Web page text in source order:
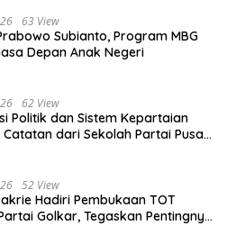
63 View
Subianto, Program MBG
Depan Anak Negeri
62 View
Politik dan Sistem Kepartaian
dari Sekolah Partai Pusat
52 View
Hadiri Pembukaan TOT
Golkar, Tegaskan Pentingnya